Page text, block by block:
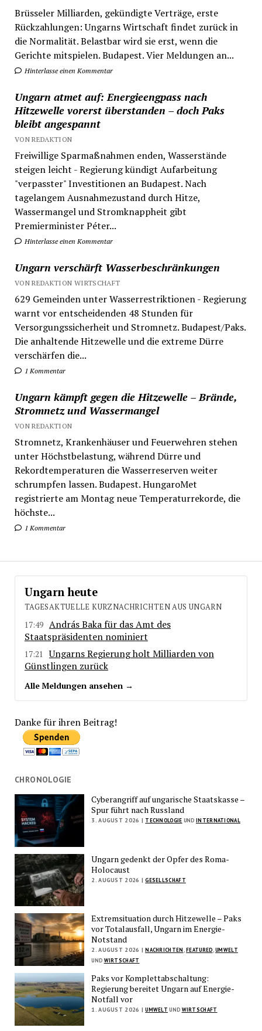
Brüsseler Milliarden, gekündigte Verträge, erste
Rückzahlungen: Ungarns Wirtschaft findet zurück in
die Normalität. Belastbar wird sie erst, wenn die
Gerichte mitspielen. Budapest. Vier Meldungen an...
Hinterlasse einen Kommentar
Ungarn atmet auf: Energieengpass nach
Hitzewelle vorerst überstanden – doch Paks
bleibt angespannt
VON REDAKTION
Freiwillige Sparmaßnahmen enden, Wasserstände
steigen leicht - Regierung kündigt Aufarbeitung
"verpasster" Investitionen an Budapest. Nach
tagelangem Ausnahmezustand durch Hitze,
Wassermangel und Stromknappheit gibt
Premierminister Péter...
Hinterlasse einen Kommentar
Ungarn verschärft Wasserbeschränkungen
VON REDAKTION WIRTSCHAFT
629 Gemeinden unter Wasserrestriktionen - Regierung
warnt vor entscheidenden 48 Stunden für
Versorgungssicherheit und Stromnetz. Budapest/Paks.
Die anhaltende Hitzewelle und die extreme Dürre
verschärfen die...
1 Kommentar
Ungarn kämpft gegen die Hitzewelle – Brände,
Stromnetz und Wassermangel
VON REDAKTION
Stromnetz, Krankenhäuser und Feuerwehren stehen
unter Höchstbelastung, während Dürre und
Rekordtemperaturen die Wasserreserven weiter
schrumpfen lassen. Budapest. HungaroMet
registrierte am Montag neue Temperaturrekorde, die
höchste...
1 Kommentar
Ungarn heute
TAGESAKTUELLE KURZNACHRICHTEN AUS UNGARN
17:49 András Baka für das Amt des
Staatspräsidenten nominiert
17:21
Ungarns Regierung holt Milliarden von
Günstlingen zurück
Alle Meldungen ansehen →
Danke für ihren Beitrag!
CHRONOLOGIE
Cyberangriff auf ungarische Staatskasse –
Spur führt nach Russland
3. AUGUST 2026 | TECHNOLOGIE UNDINTERNATIONAL
Ungarn gedenkt der Opfer des Roma-
Holocaust
2. AUGUST 2026 | GESELLSCHAFT
Extremsituation durch Hitzewelle – Paks
vor Totalausfall, Ungarn im Energie-
Notstand
2. AUGUST 2026 | NACHRICHTEN ,FEATURED,UMWELT
UND WIRTSCHAFT
Paks vor Komplettabschaltung:
Regierung bereitet Ungarn auf Energie-
Notfall vor
1. AUGUST 2026 | UMWELT UND WIRTSCHAFT